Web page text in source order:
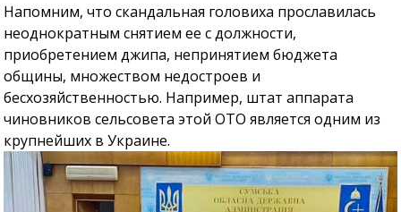
Напомним, что скандальная головиха прославилась
неоднократным снятием ее с должности,
приобретением джипа, непринятием бюджета
общины, множеством недостроев и
бесхозяйственностью. Например, штат аппарата
чиновников сельсовета этой ОТО является одним из
крупнейших в Украине.